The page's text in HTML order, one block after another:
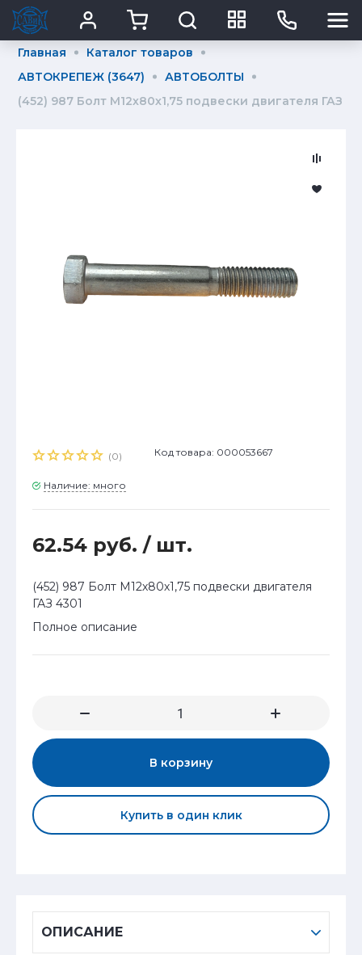
Главная
Каталог товаров
АВТОКРЕПЕЖ (3647)
АВТОБОЛТЫ
(452) 987 Болт М12х80х1,75 подвески двигателя ГАЗ
(0) Код товара: 000053667
Наличие: много
62.54 руб. / шт.
(452) 987 Болт М12х80х1,75 подвески двигателя
ГАЗ 4301
Полное описание
В корзину
Купить в один клик
ОПИСАНИЕ